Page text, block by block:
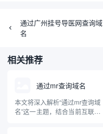
通过广州挂号导医网查询域
名
相关推荐
通过mr查询域名
本文将深入解析“通过mr查询域
名”这一主题，结合当前互联网